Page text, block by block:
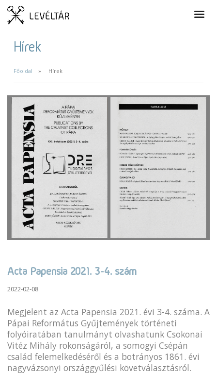
Hírek
Főoldal Hírek
Acta Papensia 2021. 3-4. szám
2022-02-08
Megjelent az Acta Papensia 2021. évi 3-4. száma. A
Pápai Református Gyűjtemények történeti
folyóiratában tanulmányt olvashatunk Csokonai
Vitéz Mihály rokonságáról, a somogyi Csépán
család felemelkedéséről és a botrányos 1861. évi
nagyvázsonyi országgyűlési követválasztásról.